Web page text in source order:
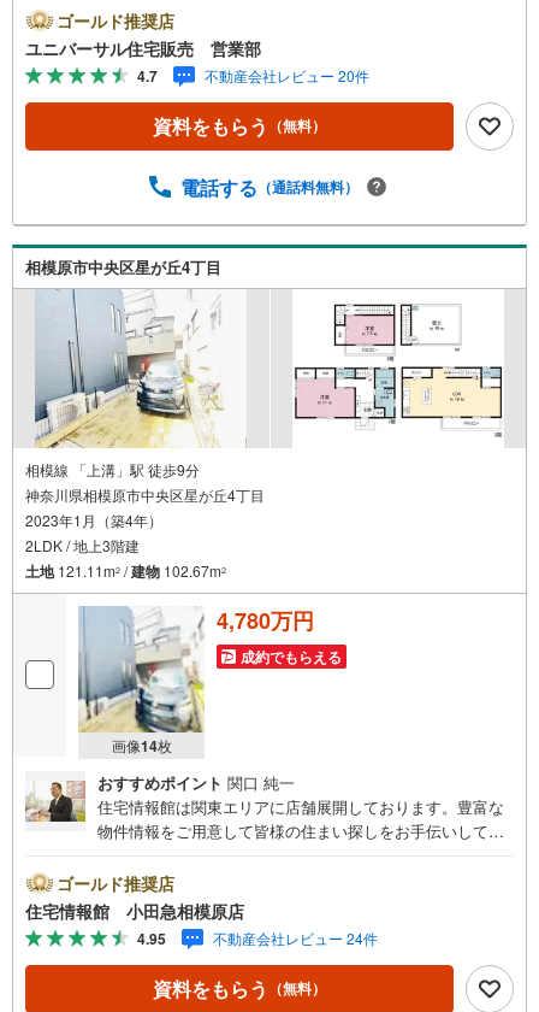
駐車場完備！】弊社は1993年に相模原にて開業し、地元の
相模原・町田を中心に数多くのお客様の住まい探しを支え
てまいりました。「安心に・丁寧に・分かりやすく」を心
がけながら皆様のお役に立ちたいと思います。【何でもご
相談ください！】不動産のご相談もお気軽にご連絡くださ
い物件詳細のことはもちろん、売却相談、ローン診断等何
9:00～20:00】上記時間はお電話が繋がりやすくなっており
にご連絡ください。「室内・現地を見学する」ボタンより
ご予約いただくとご見学がスムーズです
ゴールド推奨店
ユニバーサル住宅販売 営業部
4.7 不動産会社レビュー 20件
資料をもらう （無料）
電話する （通話料無料）
相模原市中央区星が丘4丁目
相模線 「上溝」駅 徒歩9分
神奈川県相模原市中央区星が丘4丁目
2023年1月（築4年）
2LDK / 地上3階建
土地121.11m2 /建物 102.67m2
画像14枚
4,780万円
成約でもらえる
おすすめポイント 関口 純一
住宅情報館は関東エリアに店舗展開しております。豊富な
物件情報をご用意して皆様の住まい探しをお手伝いしてお
さい。【営業時間 10:00～19:00 火曜・水曜（祝日の場
合は営業いたします）】「資料請求」「内覧」のお問い合
わせは上記時間内ですとスムーズにご対応が可能です。ス
タッフ一同お客様のお問合せをお待ちしております。【住
宅ローン相談会】開催中無理のない住宅ローンの試算やご
購入の際にかかる諸費用の概算も行っております。しっか
ゴールド推奨店
住宅情報館 小田急相模原店
4.95 不動産会社レビュー 24件
資料をもらう （無料）